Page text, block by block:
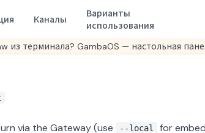
Каналы
Варианты
использования
из терминала? GambaOS — настольная
via the Gateway (use --local for